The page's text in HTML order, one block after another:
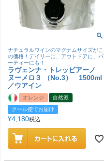
ナチュラルワインのマグナムサイズがこ
の価格！デイリーに、アウトドアに、パ
ーティーにも！
ラヴェンナ・トレッビアーノ
ヌーメロ３ （No.3） 1500ml
／ウアイン
オレンジ
自然派
クール便でお届け
¥4,180税込